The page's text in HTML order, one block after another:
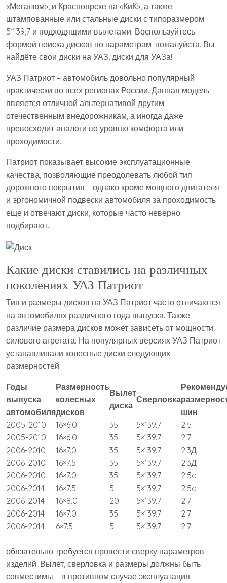
«Мегалюм», и Красноярске на «КиК», а также
штампованные или стальные диски с типоразмером
5*139,7 и подходящими вылетами. Воспользуйтесь
формой поиска дисков по параметрам, пожалуйста. Вы
найдёте свои диски на УАЗ, диски для УАЗа!
УАЗ Патриот – автомобиль довольно популярный
практически во всех регионах России. Данная модель
является отличной альтернативой другим
отечественным внедорожникам, а иногда даже
превосходит аналоги по уровню комфорта или
проходимости.
Патриот показывает высокие эксплуатационные
качества, позволяющие преодолевать любой тип
дорожного покрытия – однако кроме мощного двигателя
и эргономичной подвески автомобиля за проходимость
еще и отвечают диски, которые часто неверно
подбирают.
Какие диски ставились на различных
поколениях УАЗ Патриот
Тип и размеры дисков на УАЗ Патриот часто отличаются
на автомобилях различного года выпуска. Также
различие размера дисков может зависеть от мощности
силового агрегата. На популярных версиях УАЗ Патриот
устанавливали колесные диски следующих
размерностей:
Годы
выпуска
автомобиля
Размерность
колесных
дисков
Вылет
диска
Сверловка
шин
2005-2010
16×6.0 35 5×139.7
2.5
2005-2010
16×6.0 35 5×139.7
2.7
2006-2010
16×7.0 35 5×139.7
2.3Д
2006-2010
16×7.5 35 5×139.7
2.3Д
2006-2010
16×7.0 35 5×139.7
2.5d
2006-2014
16×7.5 5 5×139.7
2.5d
2006-2014
16×8.0 20 5×139.7
2.7i
2006-2014
16×7.0 35 5×139.7
2.7i
2006-2014
6×7.5 5 5×139.7 2.7
обязательно требуется провести сверку параметров
изделий. Вылет, сверловка и размеры должны быть
совместимы – в противном случае эксплуатация